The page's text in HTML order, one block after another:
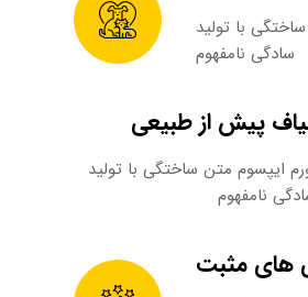
با تولید
سادگی نامفهوم
های مثبت​​​​​​​
پیش از طبیعی
ایپسوم متن ساختگی با تولید
نامفهوم